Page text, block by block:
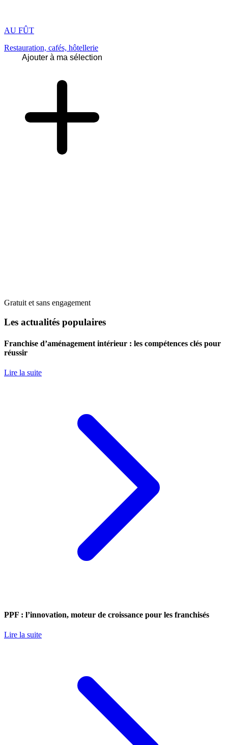
AU FÛT
Restauration, cafés, hôtellerie
Ajouter à ma sélection
Gratuit et sans engagement
Les actualités populaires
Franchise d’aménagement intérieur : les compétences clés pour
réussir
Lire la suite
PPF : l’innovation, moteur de croissance pour les franchisés
Lire la suite